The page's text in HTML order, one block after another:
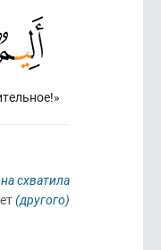
схватила
(другого)